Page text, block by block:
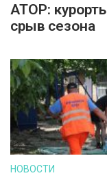
АТОР:
срыв сезона
НОВОСТИ